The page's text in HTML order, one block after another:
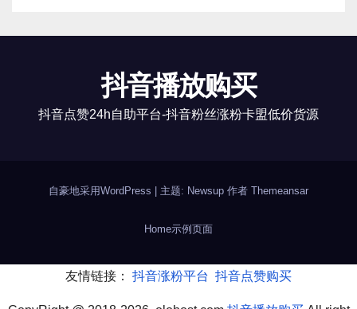
抖音播放购买
抖音点赞24h自助平台-抖音粉丝涨粉卡盟低价货源
自豪地采用WordPress | 主题: Newsup 作者 Themeansar
Home示例页面
友情链接： 抖音涨粉平台 抖音点赞购买